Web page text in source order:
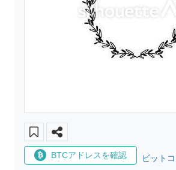
BTCアドレスを確認 ビット